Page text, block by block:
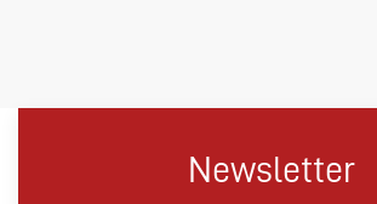
Newsletter